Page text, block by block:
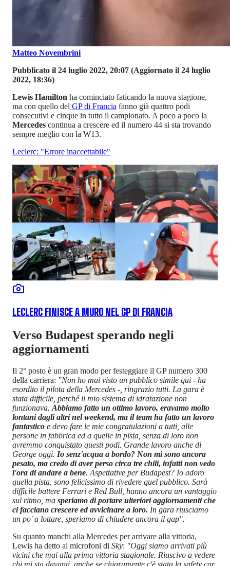
Matteo Novembrini
Pubblicato il 24 luglio 2022, 20:07 (Aggiornato il 24 luglio
2022, 18:36)
Lewis Hamilton ha cominciato faticando la nuova stagione,
ma con quello del GP di Francia fanno già quattro podi
consecutivi e cinque in tutto il campionato. A poco a poco la
Mercedes continua a crescere ed il numero 44 si sta trovando
sempre meglio con la W13.
Leclerc: "Errore inaccettabile"
LECLERC FINISCE A MURO NEL GP DI FRANCIA
Verso Budapest sperando negli
aggiornamenti
Il 2° posto è un gran modo per festeggiare il GP numero 300
della carriera: "Non ho mai visto un pubblico simile qui - ha
esordito il pilota della Mercedes -, ringrazio tutti. La gara è
stata difficile, perché il mio sistema di idratazione non
funzionava. Abbiamo fatto un ottimo lavoro, eravamo molto
lontani dagli altri nel weekend, ma il team ha fatto un lavoro
fantastico e devo fare le mie congratulazioni a tutti, alle
persone in fabbrica ed a quelle in pista, senza di loro non
avremmo conquistato questi podi. Grande lavoro anche di
George oggi. Io senz'acqua a bordo? Non mi sono ancora
pesato, ma credo di aver perso circa tre chili, infatti non vedo
l'ora di andare a bene. Aspettative per Budapest? Io adoro
quella pista, sono felicissimo di rivedere quel pubblico. Sarà
difficile battere Ferrari e Red Bull, hanno ancora un vantaggio
sul ritmo, ma speriamo di portare ulteriori aggiornamenti che
ci facciano crescere ed avvicinare a loro. In gara riusciamo
un po' a lottare, speriamo di chiudere ancora il gap".
Su quanto manchi alla Mercedes per arrivare alla vittoria,
Lewis ha detto ai microfoni di Sky: "Oggi siamo arrivati più
vicini che mai alla prima vittoria stagionale. Riuscivo a vedere
chi mi sta davanti, anche se chiaramente c'è stata la safety car.